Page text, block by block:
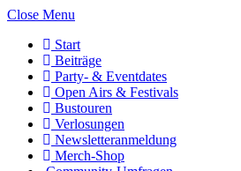
Close Menu
Start
Beiträge
Party- & Eventdates
Open Airs & Festivals
Bustouren
Verlosungen
Newsletteranmeldung
Merch-Shop